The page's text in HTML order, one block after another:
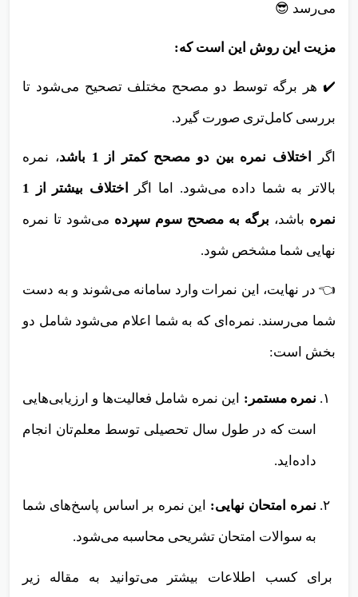
می‌رسد 😎
مزیت این روش این است که:
✔️ هر برگه توسط دو مصحح مختلف تصحیح می‌شود تا
بررسی کامل‌تری صورت گیرد.
اگر اختلاف نمره بین دو مصحح کمتر از 1 باشد ، نمره
بالاتر به شما داده می‌شود. اما اگر اختلاف بیشتر از 1
نمره باشد، برگه به مصحح سوم سپرده می‌شود تا نمره
نهایی شما مشخص شود.
👈 در نهایت، این نمرات وارد سامانه می‌شوند و به دست
شما می‌رسند. نمره‌ای که به شما اعلام می‌شود شامل دو
بخش است:
نمره مستمر: این نمره شامل فعالیت‌ها و ارزیابی‌هایی
است که در طول سال تحصیلی توسط معلم‌تان انجام
داده‌اید.
نمره امتحان نهایی: این نمره بر اساس پاسخ‌های شما
به سوالات امتحان تشریحی محاسبه می‌شود.
برای کسب اطلاعات بیشتر می‌توانید به مقاله زیر